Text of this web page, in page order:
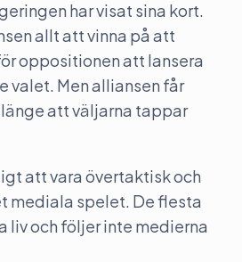
har visat sina kort.
allt att vinna på att
oppositionen att lansera
valet. Men alliansen får
att väljarna tappar
att vara övertaktisk och
mediala spelet. De flesta
liv och följer inte medierna